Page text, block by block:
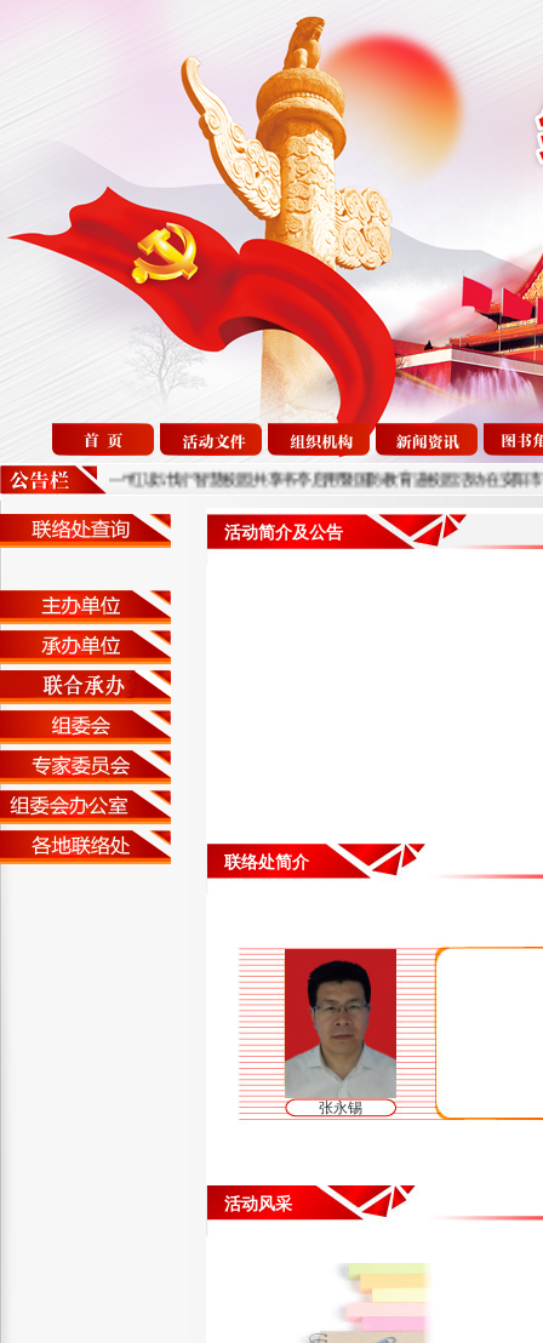
启明未来——“红读计划”智慧校园共享书亭启用暨国防教育进校园活动在安阳市钢
活动简介及公告
联络处简介
张永锡
活动风采